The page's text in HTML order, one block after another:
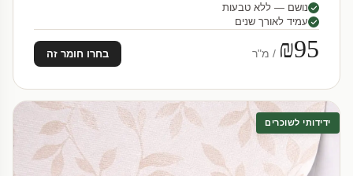
נושם — ללא טבעות
עמיד לאורך שנים
₪95 / מ"ר בחרו חומר זה
ידידותי לשוכרים